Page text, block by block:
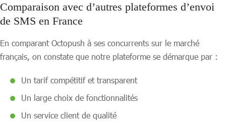
Comparaison avec d’autres plateformes d’envoi
de SMS en France
En comparant Octopush à ses concurrents sur le marché
français, on constate que notre plateforme se démarque par :
Un tarif compétitif et transparent
Un large choix de fonctionnalités
Un service client de qualité